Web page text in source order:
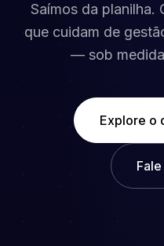
Saímos da planilha.
que cuidam de
— sob
Explore o